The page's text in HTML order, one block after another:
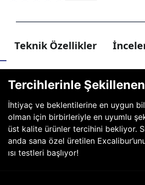
Teknik Özellikler
Tercihlerinle
İhtiyaç ve beklentilerine en uygun
olman için birbirleriyle en uyumlu
üst kalite ürünler tercihini bekliyor.
anda sana özel üretilen
ısı testleri başlıyor!